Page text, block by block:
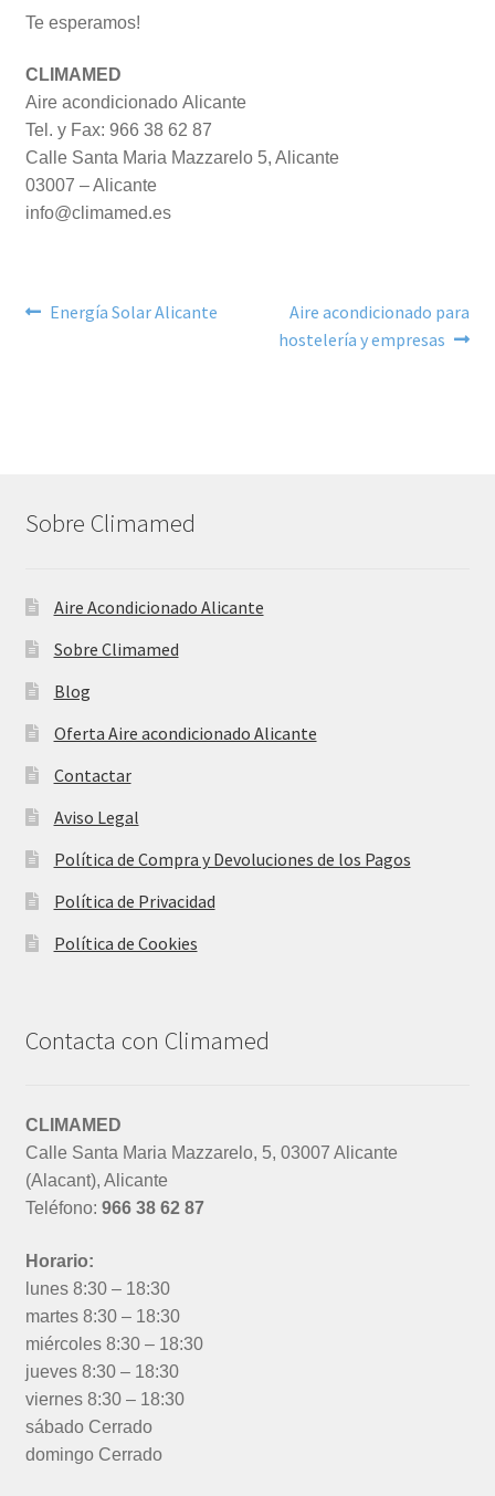
Te esperamos!
CLIMAMED
Aire acondicionado Alicante
Tel. y Fax: 966 38 62 87
Calle Santa Maria Mazzarelo 5, Alicante
03007 – Alicante
info@climamed.es
Navegación
Anterior:
Energía Solar Alicante Siguiente:
Aire acondicionado para
hostelería y empresas
Sobre Climamed
Aire Acondicionado Alicante
Sobre Climamed
Blog
Oferta Aire acondicionado Alicante
Contactar
Aviso Legal
Política de Compra y Devoluciones de los Pagos
Política de Privacidad
Política de Cookies
Contacta con Climamed
CLIMAMED
Calle Santa Maria Mazzarelo, 5, 03007 Alicante
(Alacant), Alicante
Teléfono: 966 38 62 87
Horario:
lunes 8:30 – 18:30
martes 8:30 – 18:30
miércoles 8:30 – 18:30
jueves 8:30 – 18:30
viernes 8:30 – 18:30
sábado Cerrado
domingo Cerrado